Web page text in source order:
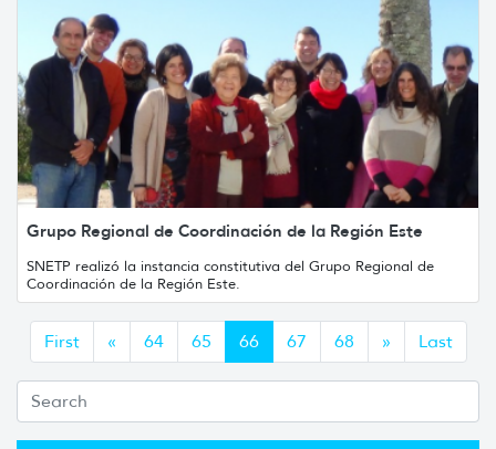
Grupo Regional de Coordinación de la Región Este
SNETP realizó la instancia constitutiva del Grupo Regional de
Coordinación de la Región Este.
First «Anterior
64 65 66 67 68 »Siguiente
Last